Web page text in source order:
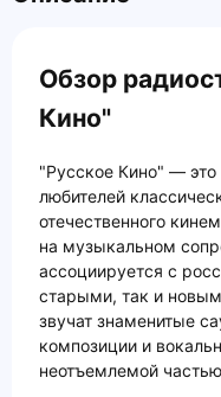
Обзор
Кино"
"Русское Кино" — это
любителей
отечественного
на музыкальном
ассоциируется с
старыми, так и
звучат знаменитые
композиции и
неотъемлемой